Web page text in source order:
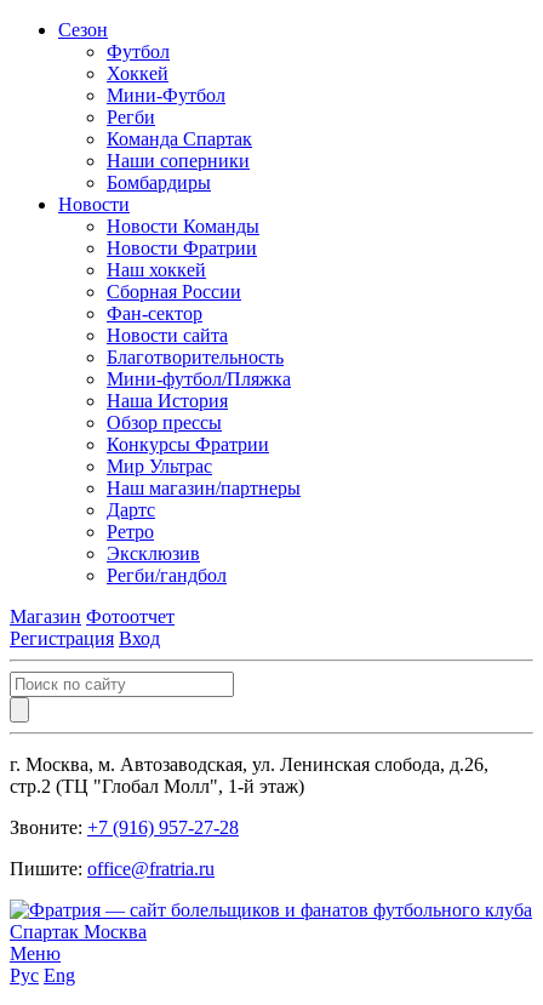
Сезон
Футбол
Хоккей
Мини-Футбол
Регби
Команда Спартак
Наши соперники
Бомбардиры
Новости
Новости Команды
Новости Фратрии
Наш хоккей
Сборная России
Фан-cектор
Новости сайта
Благотворительность
Мини-футбол/Пляжка
Наша История
Обзор прессы
Конкурсы Фратрии
Мир Ультрас
Наш магазин/партнеры
Дартс
Ретро
Эксклюзив
Регби/гандбол
Магазин Фотоотчет
Регистрация Вход
г. Москва, м. Автозаводская, ул. Ленинская слобода, д.26,
стр.2 (ТЦ "Глобал Молл", 1-й этаж)
Звоните: +7 (916) 957-27-28
Пишите: office@fratria.ru
Меню
Рус Eng